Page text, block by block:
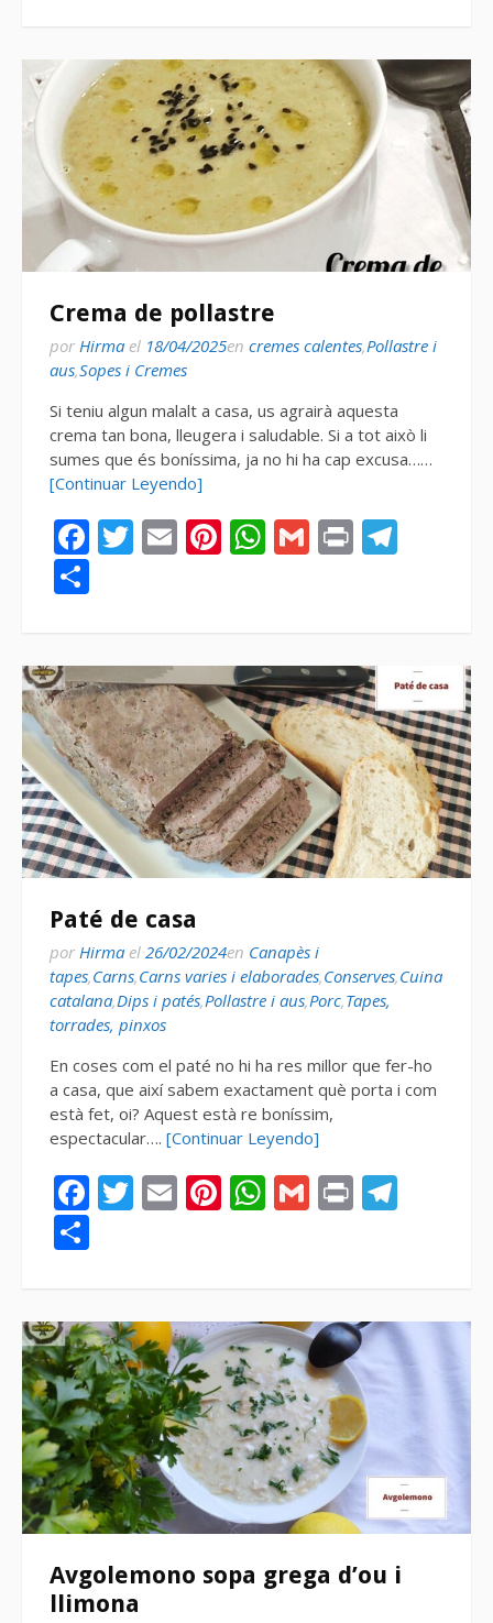
Crema de pollastre
por Hirma el 18/04/2025en cremes calentes,Pollastre i
aus,Sopes i Cremes
Si teniu algun malalt a casa, us agrairà aquesta
crema tan bona, lleugera i saludable. Si a tot això li
sumes que és boníssima, ja no hi ha cap excusa……
[Continuar Leyendo]
Facebook
Twitter
EmailPinterest
WhatsApp
Gmail
Print
Paté de casa
por Hirma el 26/02/2024en Canapès i
tapes,Carns,Carns varies i elaborades,Conserves,Cuina
catalana,Dips i patés,Pollastre i aus,Porc,Tapes,
torrades, pinxos
En coses com el paté no hi ha res millor que fer-ho
a casa, que així sabem exactament què porta i com
està fet, oi? Aquest està re boníssim,
espectacular…. [Continuar Leyendo]
Facebook
Twitter
EmailPinterest
WhatsApp
Gmail
Print
Avgolemono sopa grega d’ou i
llimona